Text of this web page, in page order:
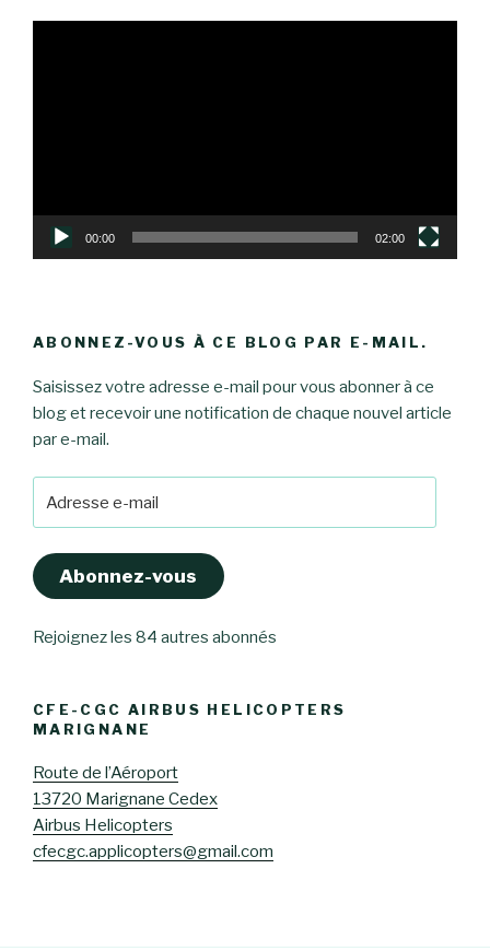
00:00 02:00
ABONNEZ-VOUS À CE BLOG PAR E-MAIL.
Saisissez votre adresse e-mail pour vous abonner à ce
blog et recevoir une notification de chaque nouvel article
par e-mail.
Abonnez-vous
Rejoignez les 84 autres abonnés
CFE-CGC AIRBUS HELICOPTERS
MARIGNANE
Route de l’Aéroport
13720 Marignane Cedex
Airbus Helicopters
cfecgc.applicopters@gmail.com